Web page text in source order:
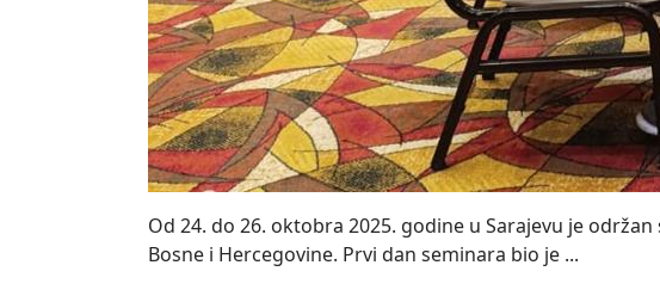
Od 24. do 26. oktobra 2025. godine u Sarajevu je
Bosne i Hercegovine. Prvi dan seminara bio je ...